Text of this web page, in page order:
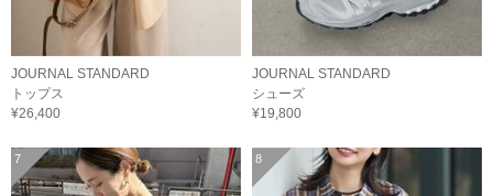
JOURNAL STANDARD
トップス
¥26,400
JOURNAL STANDARD
シューズ
¥19,800
7 8